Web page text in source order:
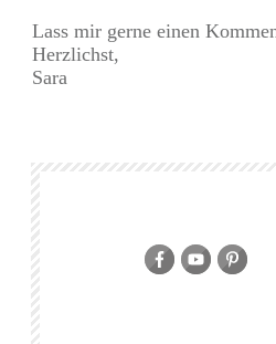
Lass mir gerne einen
Herzlichst,
Sara